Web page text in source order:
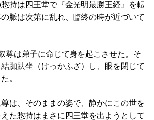
持は四王堂で『金光明最勝王経』を転
脈は次第に乱れ、臨終の時が近づいて
尊は弟子に命じて身を起こさせた。そ
跏趺坐（けっかふざ）し、眼を閉じて
。
は、そのままの姿で、静かにこの世を
た惣持はまさに四王堂を出ようとして